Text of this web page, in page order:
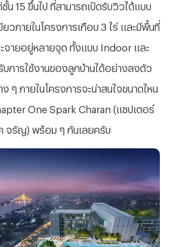
น 15 ขึ้นไป ที่สามารถเปิดรับวิวได้แบบ
วภายในโครงการเกือบ 3 ไร่ และมีพื้นที่
ะจายอยู่หลายจุด ทั้งแบบ Indoor และ
การใช้งานของลูกบ้านได้อย่างลงตัว
ๆ ภายในโครงการจะน่าสนใจขนาดไหน
One Spark Charan (แชปเตอร์
จรัญ) พร้อม ๆ กันเลยครับ